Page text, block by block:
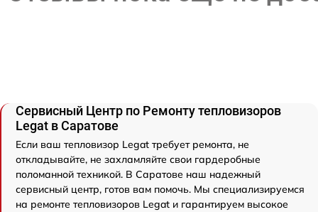
Сервисный Центр по Ремонту тепловизоров
Legat в Саратове
Если ваш тепловизор Legat требует ремонта, не
откладывайте, не захламляйте свои гардеробные
поломанной техникой. В Саратове наш надежный
сервисный центр, готов вам помочь. Мы специализируемся
на ремонте тепловизоров Legat и гарантируем высокое